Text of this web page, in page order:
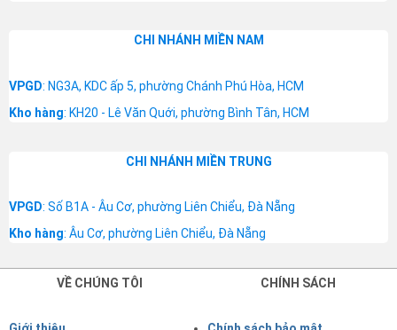
CHI NHÁNH MIỀN NAM
VPGD: NG3A, KDC ấp 5, phường Chánh Phú Hòa, HCM
Kho hàng: KH20 - Lê Văn Quới, phường Bình Tân, HCM
CHI NHÁNH MIỀN TRUNG
VPGD: Số B1A - Âu Cơ, phường Liên Chiểu, Đà Nẵng
Kho hàng: Âu Cơ, phường Liên Chiểu, Đà Nẵng
VỀ CHÚNG TÔI CHÍNH SÁCH